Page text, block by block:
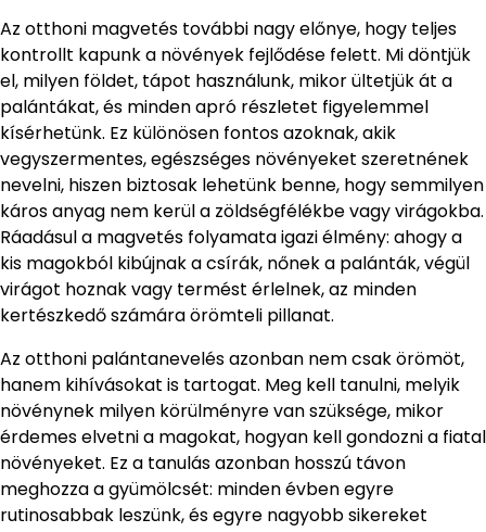
Az otthoni magvetés további nagy előnye, hogy teljes
kontrollt kapunk a növények fejlődése felett. Mi döntjük
el, milyen földet, tápot használunk, mikor ültetjük át a
palántákat, és minden apró részletet figyelemmel
kísérhetünk. Ez különösen fontos azoknak, akik
vegyszermentes, egészséges növényeket szeretnének
nevelni, hiszen biztosak lehetünk benne, hogy semmilyen
káros anyag nem kerül a zöldségfélékbe vagy virágokba.
Ráadásul a magvetés folyamata igazi élmény: ahogy a
kis magokból kibújnak a csírák, nőnek a palánták, végül
virágot hoznak vagy termést érlelnek, az minden
kertészkedő számára örömteli pillanat.
Az otthoni palántanevelés azonban nem csak örömöt,
hanem kihívásokat is tartogat. Meg kell tanulni, melyik
növénynek milyen körülményre van szüksége, mikor
érdemes elvetni a magokat, hogyan kell gondozni a fiatal
növényeket. Ez a tanulás azonban hosszú távon
meghozza a gyümölcsét: minden évben egyre
rutinosabbak leszünk, és egyre nagyobb sikereket